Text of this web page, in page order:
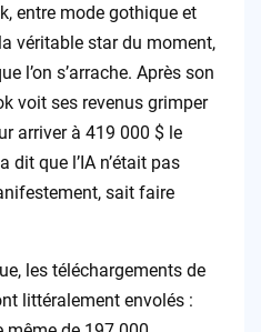
entre mode gothique et
véritable star du moment,
l’on s’arrache. Après son
voit ses revenus grimper
arriver à 419 000 $ le
dit que l’IA n’était pas
sait faire
les téléchargements de
littéralement envolés :